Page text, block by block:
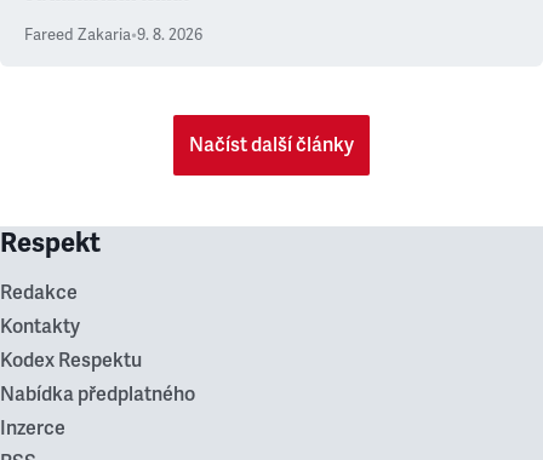
Fareed Zakaria•9. 8. 2026
Načíst další články
Respekt
Redakce
Kontakty
Kodex Respektu
Nabídka předplatného
Inzerce